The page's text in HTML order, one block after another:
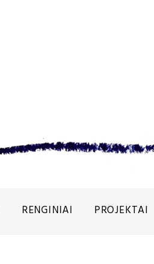
RENGINIAI PROJEKTAI